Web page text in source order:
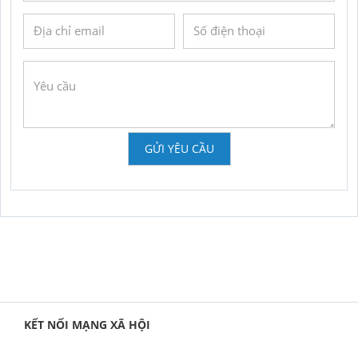
GỬI YÊU CẦU
KẾT NỐI MẠNG XÃ HỘI